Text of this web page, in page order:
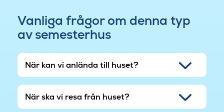
Vanliga frågor om denna typ
av semesterhus
När kan vi anlända till huset?
När ska vi resa från huset?